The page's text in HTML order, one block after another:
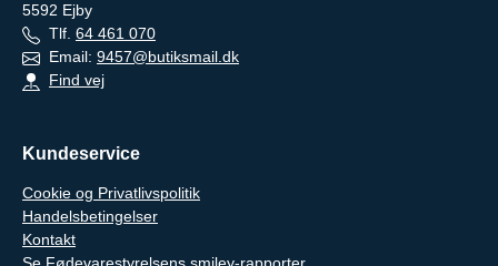
5592 Ejby
Tlf. 64 461 070
Email: 9457@butiksmail.dk
Find vej
Kundeservice
Cookie og Privatlivspolitik
Handelsbetingelser
Kontakt